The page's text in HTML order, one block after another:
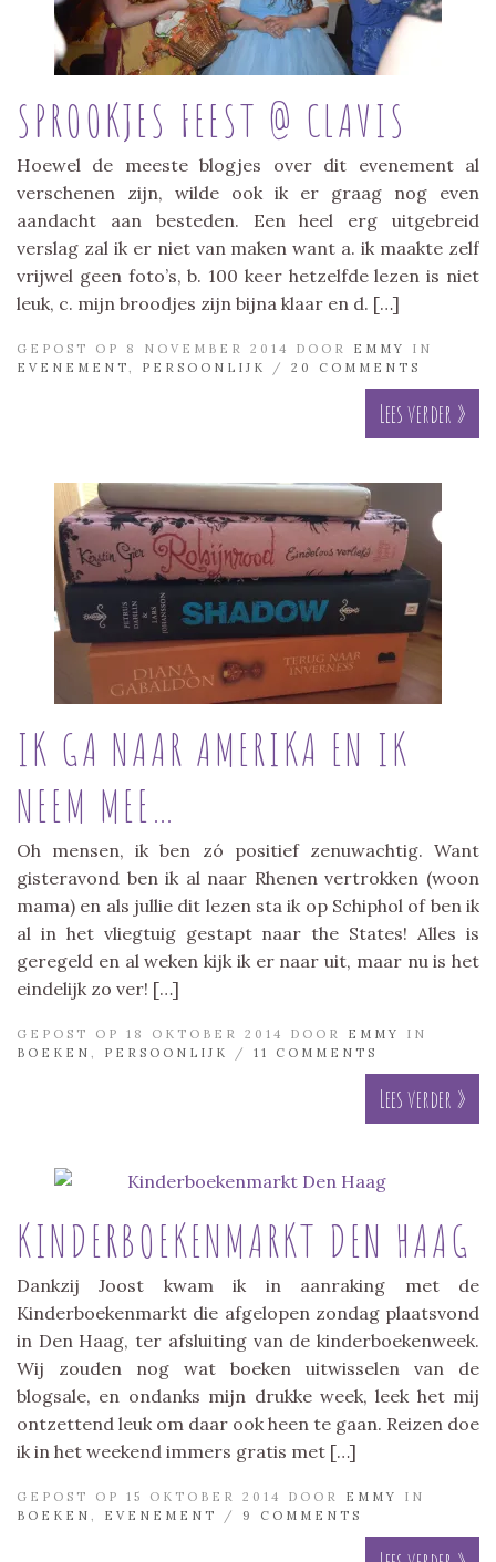
SPROOKJES FEEST @ CLAVIS
Hoewel de meeste blogjes over dit evenement al
verschenen zijn, wilde ook ik er graag nog even
aandacht aan besteden. Een heel erg uitgebreid
verslag zal ik er niet van maken want a. ik maakte zelf
vrijwel geen foto’s, b. 100 keer hetzelfde lezen is niet
leuk, c. mijn broodjes zijn bijna klaar en d. […]
GEPOST OP 8 NOVEMBER 2014 DOOR EMMY
IN
EVENEMENT
PERSOONLIJK / 20 COMMENTS
Lees verder »
IK GA NAAR AMERIKA EN IK
NEEM MEE…
Oh mensen, ik ben zó positief zenuwachtig. Want
gisteravond ben ik al naar Rhenen vertrokken (woon
mama) en als jullie dit lezen sta ik op Schiphol of ben ik
al in het vliegtuig gestapt naar the States! Alles is
geregeld en al weken kijk ik er naar uit, maar nu is het
eindelijk zo ver! […]
GEPOST OP 18 OKTOBER 2014 DOOR EMMY
IN
BOEKEN
PERSOONLIJK / 11 COMMENTS
Lees verder »
KINDERBOEKENMARKT DEN HAAG
Dankzij Joost kwam ik in aanraking met de
Kinderboekenmarkt die afgelopen zondag plaatsvond
in Den Haag, ter afsluiting van de kinderboekenweek.
Wij zouden nog wat boeken uitwisselen van de
blogsale, en ondanks mijn drukke week, leek het mij
ontzettend leuk om daar ook heen te gaan. Reizen doe
ik in het weekend immers gratis met […]
GEPOST OP 15 OKTOBER 2014 DOOR EMMY
IN
BOEKEN
EVENEMENT / 9 COMMENTS